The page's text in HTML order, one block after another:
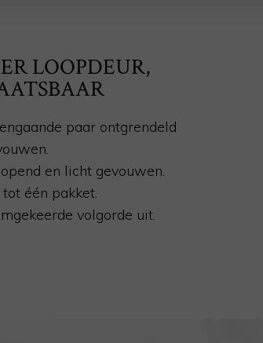
LOOPDEUR,
paar ontgrendeld
en licht gevouwen.
één pakket.
volgorde uit.